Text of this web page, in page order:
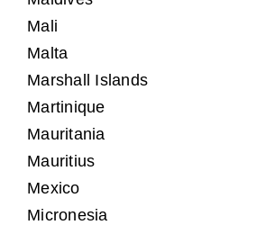
Mali
Malta
Marshall Islands
Martinique
Mauritania
Mauritius
Mexico
Micronesia